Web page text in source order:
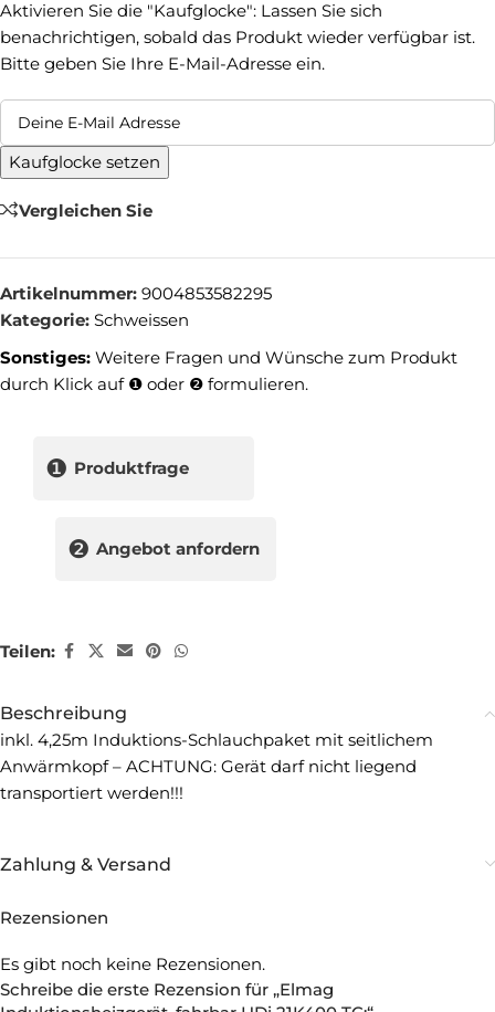
Aktivieren Sie die "Kaufglocke": Lassen Sie sich
benachrichtigen, sobald das Produkt wieder verfügbar ist.
Bitte geben Sie Ihre E-Mail-Adresse ein.
Kaufglocke setzen
Vergleichen Sie
Artikelnummer: 9004853582295
Kategorie: Schweissen
Sonstiges: Weitere Fragen und Wünsche zum Produkt
durch Klick auf ❶ oder ❷ formulieren.
❶ Produktfrage
❷ Angebot anfordern
Teilen:
Beschreibung
inkl. 4,25m Induktions-Schlauchpaket mit seitlichem
Anwärmkopf – ACHTUNG: Gerät darf nicht liegend
transportiert werden!!!
Zahlung & Versand
Rezensionen
Es gibt noch keine Rezensionen.
Schreibe die erste Rezension für „Elmag